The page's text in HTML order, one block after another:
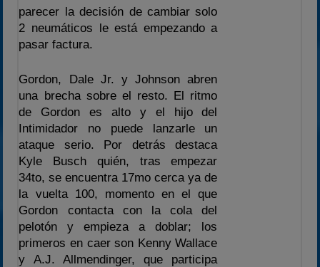
parecer la decisión de cambiar solo
2 neumáticos le está empezando a
pasar factura.
Gordon, Dale Jr. y Johnson abren
una brecha sobre el resto. El ritmo
de Gordon es alto y el hijo del
Intimidador no puede lanzarle un
ataque serio. Por detrás destaca
Kyle Busch quién, tras empezar
34to, se encuentra 17mo cerca ya de
la vuelta 100, momento en el que
Gordon contacta con la cola del
pelotón y empieza a doblar; los
primeros en caer son Kenny Wallace
y A.J. Allmendinger, que participa